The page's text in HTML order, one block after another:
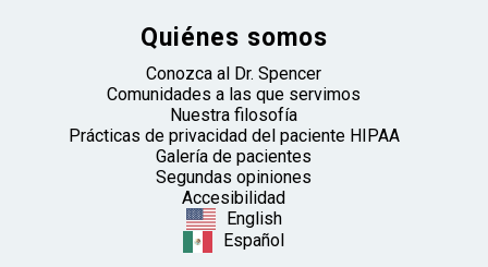
Quiénes somos
Conozca al Dr. Spencer
Comunidades a las que servimos
Nuestra filosofía
Prácticas de privacidad del paciente HIPAA
Galería de pacientes
Segundas opiniones
Accesibilidad
English
Español